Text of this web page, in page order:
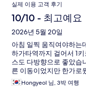
실제 이용 고객 후기
10/10 - 최고예요
2026년 5월 20일
아침 일찍 움직여야하는
하가타역까지 걸어서 1
스도 다방향으로 좋았습
른 이동이었지만 한가로
Hongyeol 님, 3박 여행